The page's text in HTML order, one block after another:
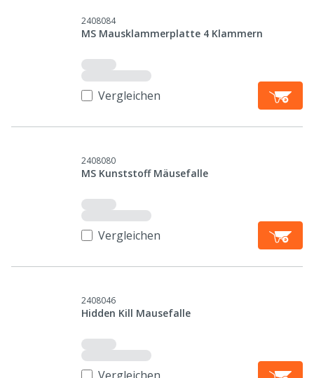
2408084
MS Mausklammerplatte 4 Klammern
Vergleichen
2408080
MS Kunststoff Mäusefalle
Vergleichen
2408046
Hidden Kill Mausefalle